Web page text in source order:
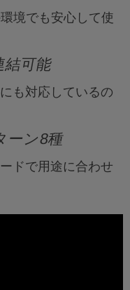
境でも安心して使
結可能
も対応しているの
ーン8種
ドで用途に合わせ